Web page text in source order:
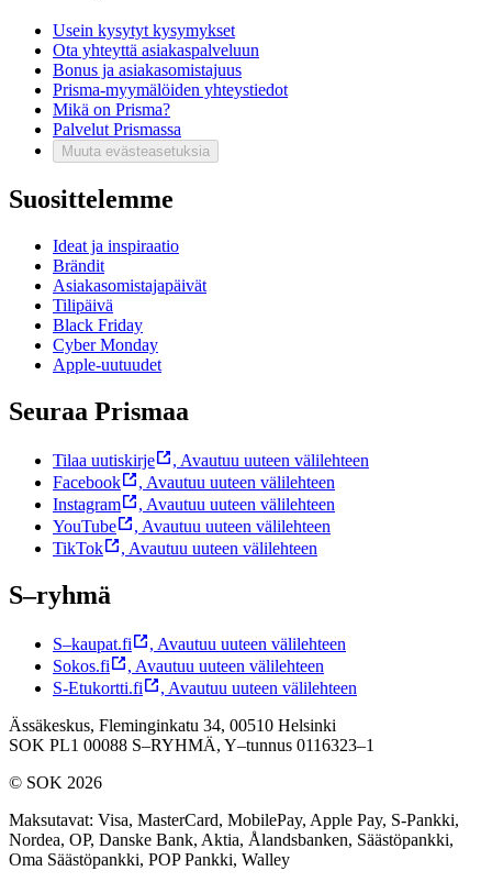
Usein kysytyt kysymykset
Ota yhteyttä asiakaspalveluun
Bonus ja asiakasomistajuus
Prisma-myymälöiden yhteystiedot
Mikä on Prisma?
Palvelut Prismassa
Muuta evästeasetuksia
Suosittelemme
Ideat ja inspiraatio
Brändit
Asiakasomistajapäivät
Tilipäivä
Black Friday
Cyber Monday
Apple-uutuudet
Seuraa Prismaa
Tilaa uutiskirje , Avautuu uuteen välilehteen
Facebook
, Avautuu uuteen välilehteen
Instagram
, Avautuu uuteen välilehteen
YouTube
, Avautuu uuteen välilehteen
TikTok
, Avautuu uuteen välilehteen
S–ryhmä
S–kaupat.fi , Avautuu uuteen välilehteen
Sokos.fi
, Avautuu uuteen välilehteen
S-Etukortti.fi
, Avautuu uuteen välilehteen
Ässäkeskus, Fleminginkatu 34, 00510 Helsinki
SOK PL1 00088 S–RYHMÄ, Y–tunnus 0116323–1
© SOK 2026
Maksutavat: Visa, MasterCard, MobilePay, Apple Pay, S-Pankki,
Nordea, OP, Danske Bank, Aktia, Ålandsbanken, Säästöpankki,
Oma Säästöpankki, POP Pankki, Walley